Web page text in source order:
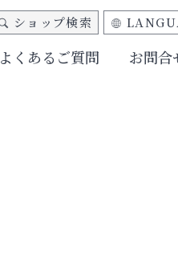
よくあるご質問 お問合
ショップ検索